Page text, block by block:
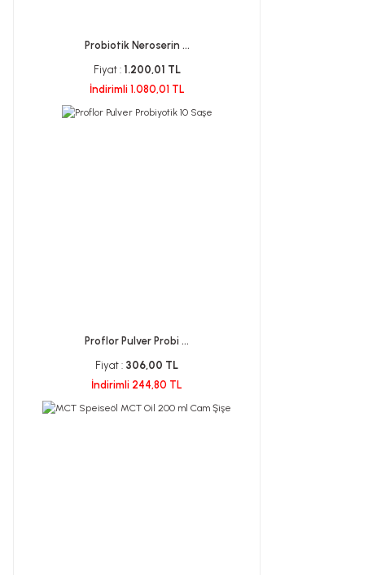
Probiotik Neroserin ...
Fiyat : 1.200,01 TL
İndirimli 1.080,01 TL
Proflor Pulver Probi ...
Fiyat : 306,00 TL
İndirimli 244,80 TL